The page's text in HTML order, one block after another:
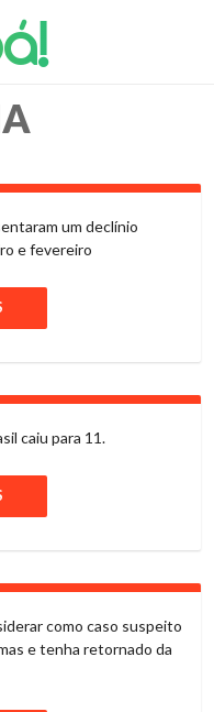
um declínio
e fevereiro
caiu para 11.
como caso suspeito
e tenha retornado da